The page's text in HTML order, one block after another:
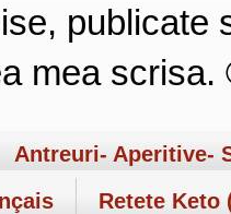
publicate
mea
Antreuri- Aperitive-
Retete Keto